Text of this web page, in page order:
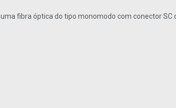
fibra óptica do tipo monomodo com conector